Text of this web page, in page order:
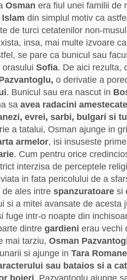
Osman era fiul unei familii de
Islam din simplul motiv ca
de turci cetatenilor non-
insa, mai multe izvoare
se pare ca bunicul sau
orasului Sofia. De aici rezulta,
o derivatie a
. Bunicul sau era nascut in
sa avea radacini amestecate
evrei, sarbi, bulgari si
a tatalui, Osman ajunge in
armelor, isi insuseste
. Cum pentru orice
interzisa de perceptele
in fata pericolului de a
ales intre spanzuratoare si
si a mitei avansate de acesta
fuge intr-o noapte din
dintre gardieni erau vechi
mai tarziu, Osman
si ajunge in Tara
sau bataios si a
boieri , Pazvantoglu ajunge